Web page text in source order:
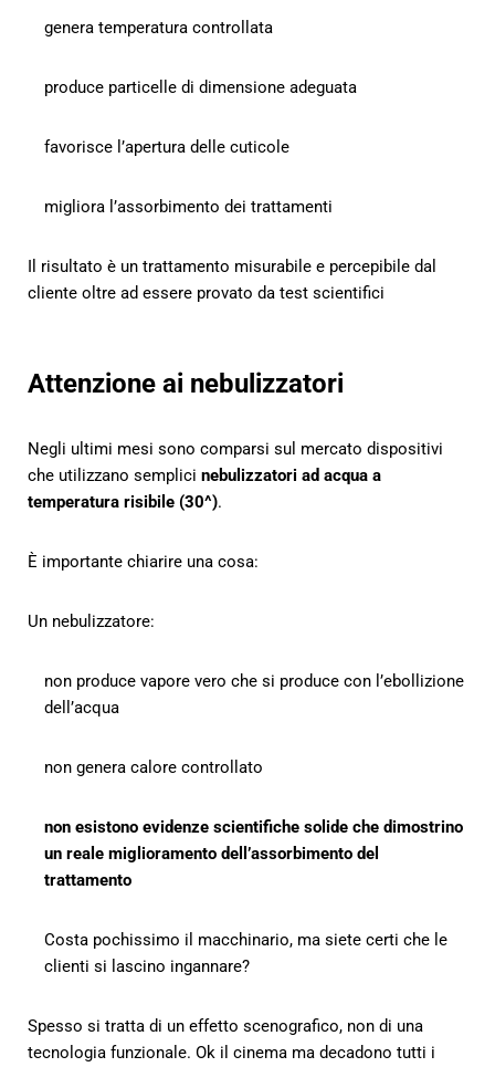
genera temperatura controllata
produce particelle di dimensione adeguata
favorisce l’apertura delle cuticole
migliora l’assorbimento dei trattamenti
Il risultato è un trattamento misurabile e percepibile dal
cliente oltre ad essere provato da test scientifici
Attenzione ai nebulizzatori
Negli ultimi mesi sono comparsi sul mercato dispositivi
che utilizzano semplici nebulizzatori ad acqua a
temperatura risibile (30^).
È importante chiarire una cosa:
Un nebulizzatore:
non produce vapore vero che si produce con l’ebollizione
dell’acqua
non genera calore controllato
non esistono evidenze scientifiche solide che dimostrino
un reale miglioramento dell’assorbimento del
trattamento
Costa pochissimo il macchinario, ma siete certi che le
clienti si lascino ingannare?
Spesso si tratta di un effetto scenografico, non di una
tecnologia funzionale. Ok il cinema ma decadono tutti i